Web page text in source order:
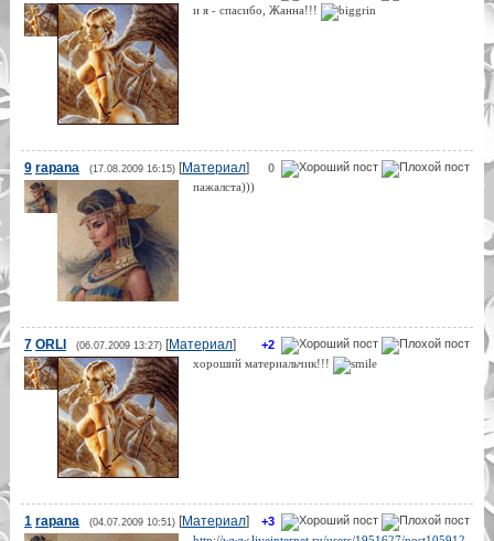
и я - спасибо, Жанна!!!
0
9 rapana (17.08.2009 16:15)[Материал]
пажалста)))
+2
7 ORLI (06.07.2009 13:27)[Материал]
хороший материальчик!!!
+3
1 rapana (04.07.2009 10:51)[Материал]